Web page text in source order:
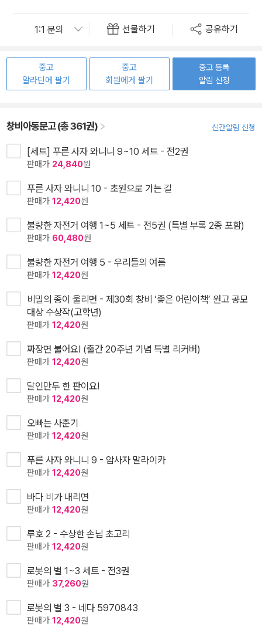
선물하기 공유하기
중고
알라딘에 팔기
중고
회원에게 팔기
중고 등록
알림 신청
창비아동문고 (총 361권) 신간알림 신청
[세트] 푸른 사자 와니니 9~10 세트 - 전2권
판매가 24,840원
푸른 사자 와니니 10 - 초원으로 가는 길
판매가 12,420원
불량한 자전거 여행 1~5 세트 - 전5권 (특별 부록 2종 포함)
판매가 60,480원
불량한 자전거 여행 5 - 우리들의 여름
판매가 12,420원
비밀의 종이 울리면 - 제30회 창비 ‘좋은 어린이책’ 원고 공모
대상 수상작(고학년)
판매가 12,420원
짜장면 불어요! (출간 20주년 기념 특별 리커버)
판매가 12,420원
달인만두 한 판이요!
판매가 12,420원
오빠는 사춘기
판매가 12,420원
푸른 사자 와니니 9 - 암사자 말라이카
판매가 12,420원
바다 비가 내리면
판매가 12,420원
루호 2 - 수상한 손님 초고리
판매가 12,420원
로봇의 별 1~3 세트 - 전3권
판매가 37,260원
로봇의 별 3 - 네다 5970843
판매가 12,420원